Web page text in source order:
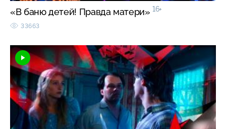
«В баню детей! Правда матери» 16+
33663